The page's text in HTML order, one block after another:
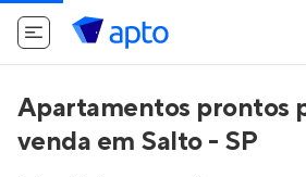
Apartamentos prontos
venda em Salto - SP